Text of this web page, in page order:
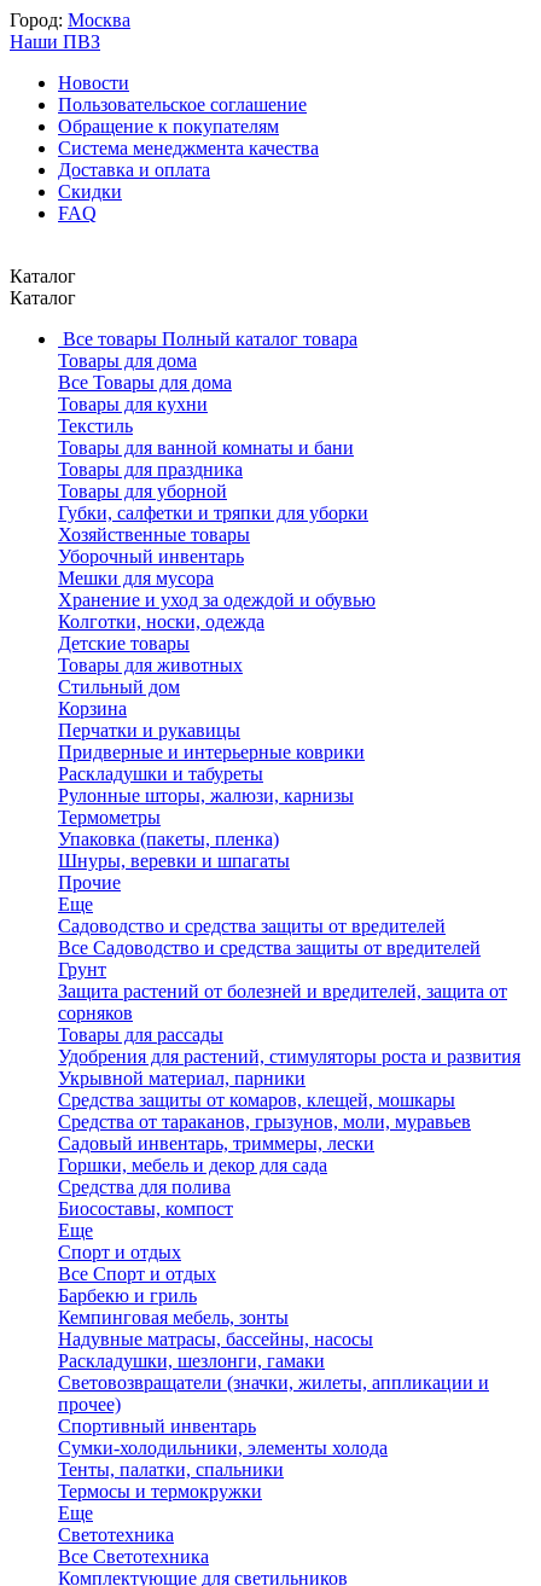
Город: Москва
Наши ПВЗ
Новости
Пользовательское соглашение
Обращение к покупателям
Система менеджмента качества
Доставка и оплата
Скидки
FAQ
Каталог
Каталог
Все товары Полный каталог товара
Товары для дома
Все Товары для дома
Товары для кухни
Текстиль
Товары для ванной комнаты и бани
Товары для праздника
Товары для уборной
Губки, салфетки и тряпки для уборки
Хозяйственные товары
Уборочный инвентарь
Мешки для мусора
Хранение и уход за одеждой и обувью
Колготки, носки, одежда
Детские товары
Товары для животных
Стильный дом
Корзина
Перчатки и рукавицы
Придверные и интерьерные коврики
Раскладушки и табуреты
Рулонные шторы, жалюзи, карнизы
Термометры
Упаковка (пакеты, пленка)
Шнуры, веревки и шпагаты
Прочие
Еще
Садоводство и средства защиты от вредителей
Все Садоводство и средства защиты от вредителей
Грунт
Защита растений от болезней и вредителей, защита от
сорняков
Товары для рассады
Удобрения для растений, стимуляторы роста и развития
Укрывной материал, парники
Средства защиты от комаров, клещей, мошкары
Средства от тараканов, грызунов, моли, муравьев
Садовый инвентарь, триммеры, лески
Горшки, мебель и декор для сада
Средства для полива
Биосоставы, компост
Еще
Спорт и отдых
Все Спорт и отдых
Барбекю и гриль
Кемпинговая мебель, зонты
Надувные матрасы, бассейны, насосы
Раскладушки, шезлонги, гамаки
Световозвращатели (значки, жилеты, аппликации и
прочее)
Спортивный инвентарь
Сумки-холодильники, элементы холода
Тенты, палатки, спальники
Термосы и термокружки
Еще
Светотехника
Все Светотехника
Комплектующие для светильников